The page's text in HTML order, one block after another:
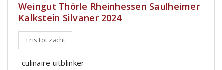
Weingut Thörle Rheinhessen Saulheimer
Kalkstein Silvaner 2024
Fris tot zacht
culinaire uitblinker